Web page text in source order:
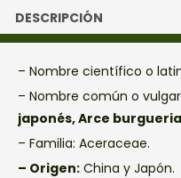
DESCRIPCIÓN
– Nombre científico o
– Nombre común o
japonés, Arce
– Familia: Aceraceae.
– Origen: China y Japón.